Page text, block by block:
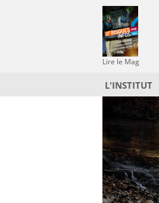
Lire le Mag
L'INSTITUT